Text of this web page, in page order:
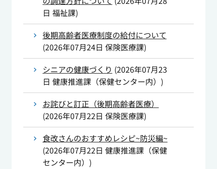
日 福祉課)
後期高齢者医療制度の給付について
(2026年07月24日 保険医療課)
シニアの健康づくり (2026年07月23
日 健康推進課（保健センター内） )
お詫びと訂正（後期高齢者医療）
(2026年07月22日 保険医療課)
食改さんのおすすめレシピ~防災編~
(2026年07月22日 健康推進課（保健
センター内） )